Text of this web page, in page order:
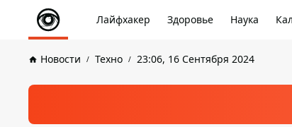
Лайфхакер Здоровье Наука
Новости Техно 23:06, 16 Сентября 2024